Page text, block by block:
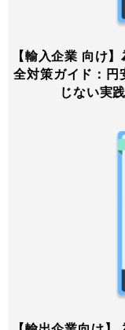
【輸入企業 向け
全対策ガイド：円
じない実